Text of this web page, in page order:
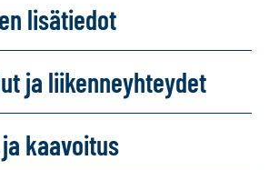
lisätiedot
ja liikenneyhteydet
kaavoitus